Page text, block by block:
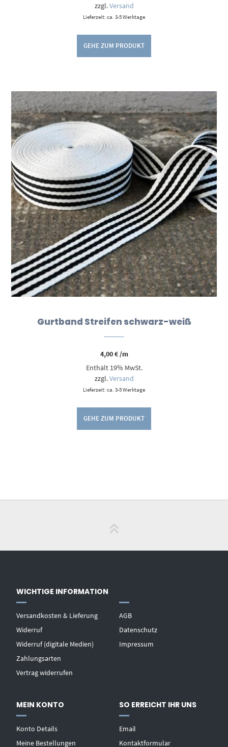
zzgl.Versand
Lieferzeit: ca. 3-5 Werktage
GEHE ZUM PRODUKT
Gurtband Streifen schwarz-weiß
4,00€/m
Enthält 19% MwSt.
zzgl.Versand
Lieferzeit: ca. 3-5 Werktage
GEHE ZUM PRODUKT
WICHTIGE INFORMATION
Versandkosten & Lieferung
Widerruf
Widerruf (digitale Medien)
Zahlungsarten
Vertrag widerrufen
AGB
Datenschutz
Impressum
MEIN KONTO
Konto Details
Meine Bestellungen
SO ERREICHT IHR UNS
Email
Kontaktformular